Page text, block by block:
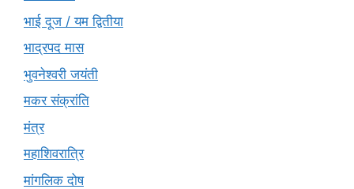
भाई दूज / यम द्वितीया
भाद्रपद मास
भुवनेश्वरी जयंती
मकर संक्रांति
मंत्र
महाशिवरात्रि
मांगलिक दोष